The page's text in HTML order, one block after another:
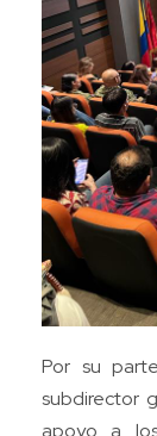
Por su
subdirector
apoyo a